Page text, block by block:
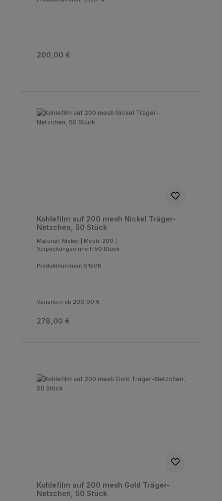
Regulärer Preis:
200,00 €
Kohlefilm auf 200 mesh Nickel Träger-
Netzchen, 50 Stück
Material: Nickel Mesh: 200
Verpackungseinheit: 50 Stück
Produktnummer: S160N
Varianten ab 200,00 €
Regulärer Preis:
278,00 €
Kohlefilm auf 200 mesh Gold Träger-
Netzchen, 50 Stück